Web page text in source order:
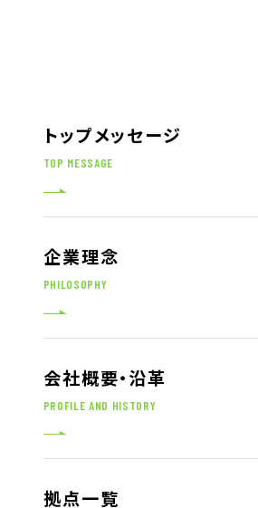
会社概要・沿革
拠点一覧
労働者派遣事業の状況について
ニュース
サイトのご利用にあたって
トップメッセージ
TOP MESSAGE
企業理念
PHILOSOPHY
会社概要・沿革
PROFILE AND HISTORY
拠点一覧